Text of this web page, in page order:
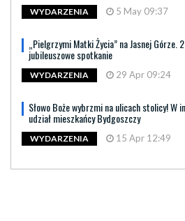
WYDARZENIA 5 May 09:37
„Pielgrzymi Matki Życia” na Jasnej Górze.
jubileuszowe spotkanie
WYDARZENIA 29 Apr 09:24
Słowo Boże wybrzmi na ulicach stolicy! W
udział mieszkańcy Bydgoszczy
WYDARZENIA 15 Apr 12:49